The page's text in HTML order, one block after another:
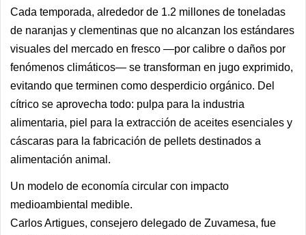
Cada temporada, alrededor de 1.2 millones de toneladas
de naranjas y clementinas que no alcanzan los estándares
visuales del mercado en fresco —por calibre o daños por
fenómenos climáticos— se transforman en jugo exprimido,
evitando que terminen como desperdicio orgánico. Del
cítrico se aprovecha todo: pulpa para la industria
alimentaria, piel para la extracción de aceites esenciales y
cáscaras para la fabricación de pellets destinados a
alimentación animal.
Un modelo de economía circular con impacto
medioambiental medible.
Carlos Artigues, consejero delegado de Zuvamesa, fue